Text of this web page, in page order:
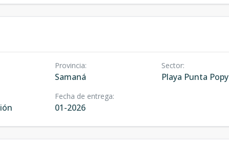
Provincia:
Samaná
Sector:
Playa Punta Popy
Fecha de entrega:
01-2026